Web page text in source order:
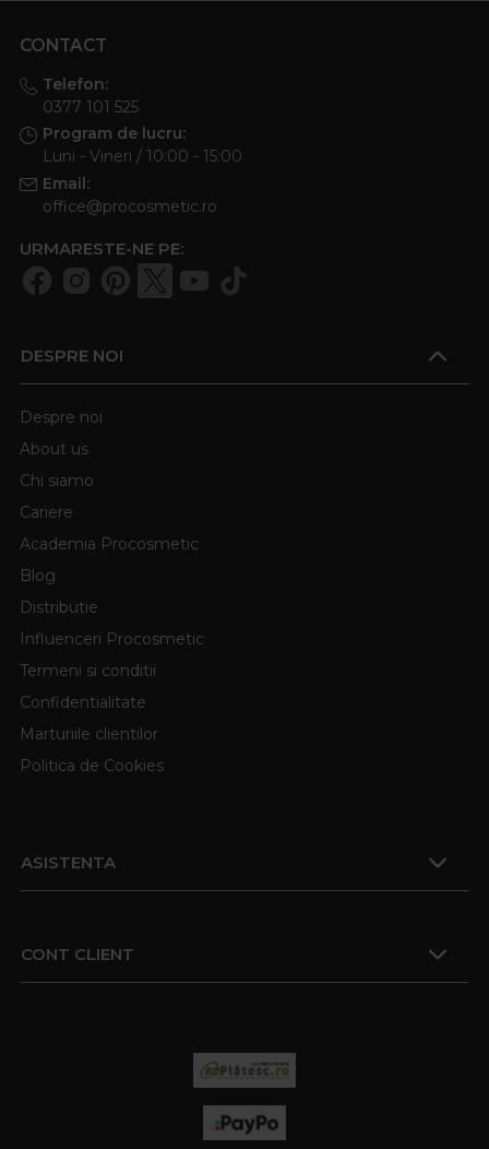
CONTACT
Telefon:
0377 101 525
Program de lucru:
Luni - Vineri / 10:00 - 15:00
Email:
office@procosmetic.ro
URMARESTE-NE PE:
DESPRE NOI
Despre noi
About us
Chi siamo
Cariere
Academia Procosmetic
Blog
Distributie
Influenceri Procosmetic
Termeni si conditii
Confidentialitate
Marturiile clientilor
Politica de Cookies
ASISTENTA
CONT CLIENT